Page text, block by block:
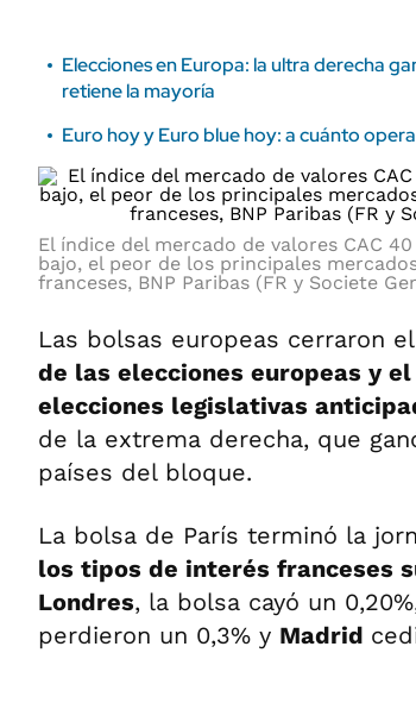
Elecciones en Europa: la ultra derecha
retiene la mayoría
Euro hoy y Euro blue hoy: a cuánto
El índice del mercado de valores CAC
bajo, el peor de los principales
franceses, BNP Paribas (FR y Societe
Las bolsas europeas cerraron
de las elecciones europeas y
elecciones legislativas
de la extrema derecha, que
países del bloque.
La bolsa de París terminó la
los tipos de interés franceses
Londres, la bolsa cayó un
perdieron un 0,3% y Madrid